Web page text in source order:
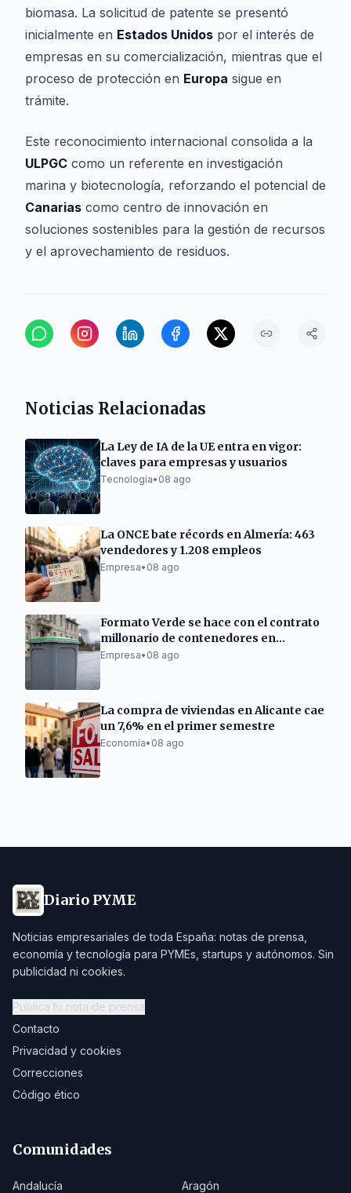
biomasa. La solicitud de patente se presentó
inicialmente en Estados Unidos por el interés de
empresas en su comercialización, mientras que el
proceso de protección en Europa sigue en
trámite.
Este reconocimiento internacional consolida a la
ULPGC como un referente en investigación
marina y biotecnología, reforzando el potencial de
Canarias como centro de innovación en
soluciones sostenibles para la gestión de recursos
y el aprovechamiento de residuos.
Noticias Relacionadas
La Ley de IA de la UE entra en vigor:
claves para empresas y usuarios
Tecnología• 08 ago
La ONCE bate récords en Almería: 463
vendedores y 1.208 empleos
Empresa• 08 ago
Formato Verde se hace con el contrato
millonario de contenedores en
Ourense
Empresa• 08 ago
La compra de viviendas en Alicante cae
un 7,6% en el primer semestre
Economía• 08 ago
Diario PYME
Noticias empresariales de toda España: notas de prensa,
economía y tecnología para PYMEs, startups y autónomos. Sin
publicidad ni cookies.
Publica tu nota de prensa
Contacto
Privacidad y cookies
Correcciones
Código ético
Comunidades
Andalucía
Aragón